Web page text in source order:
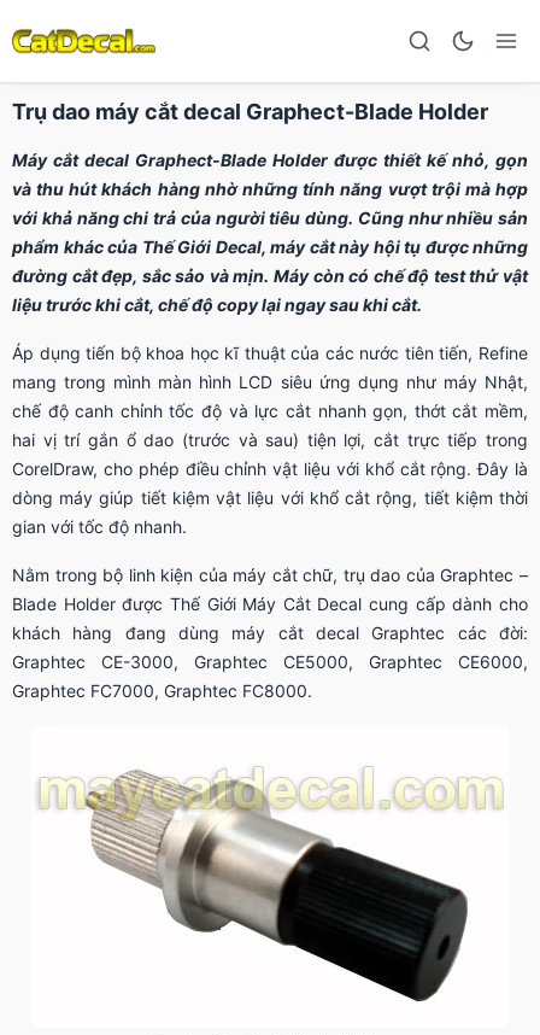
Trụ dao máy cắt decal Graphect-Blade Holder
Máy cắt decal Graphect-Blade Holder được thiết kế nhỏ, gọn
và thu hút khách hàng nhờ những tính năng vượt trội mà hợp
với khả năng chi trả của người tiêu dùng. Cũng như nhiều sản
phẩm khác của Thế Giới Decal, máy cắt này hội tụ được những
đường cắt đẹp, sắc sảo và mịn. Máy còn có chế độ test thử vật
liệu trước khi cắt, chế độ copy lại ngay sau khi cắt.
Áp dụng tiến bộ khoa học kĩ thuật của các nước tiên tiến, Refine
mang trong mình màn hình LCD siêu ứng dụng như máy Nhật,
chế độ canh chỉnh tốc độ và lực cắt nhanh gọn, thớt cắt mềm,
hai vị trí gắn ổ dao (trước và sau) tiện lợi, cắt trực tiếp trong
CorelDraw, cho phép điều chỉnh vật liệu với khổ cắt rộng. Đây là
dòng máy giúp tiết kiệm vật liệu với khổ cắt rộng, tiết kiệm thời
gian với tốc độ nhanh.
Nằm trong bộ linh kiện của máy cắt chữ, trụ dao của Graphtec –
Blade Holder được Thế Giới Máy Cắt Decal cung cấp dành cho
khách hàng đang dùng máy cắt decal Graphtec các đời:
Graphtec CE-3000, Graphtec CE5000, Graphtec CE6000,
Graphtec FC7000, Graphtec FC8000.